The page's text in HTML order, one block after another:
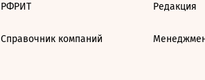
РФРИТ
Справочник компаний
Редакция